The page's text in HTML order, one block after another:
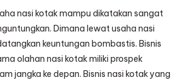
nasi kotak mampu dikatakan sangat
Dimana lewat usaha nasi
keuntungan bombastis. Bisnis
olahan nasi kotak miliki prospek
jangka ke depan. Bisnis nasi kotak yang